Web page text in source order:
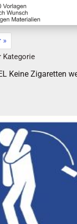
»
Kategorie
Keine Zigaretten